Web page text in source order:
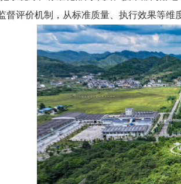
督评价机制，从标准质量、执行效果等维